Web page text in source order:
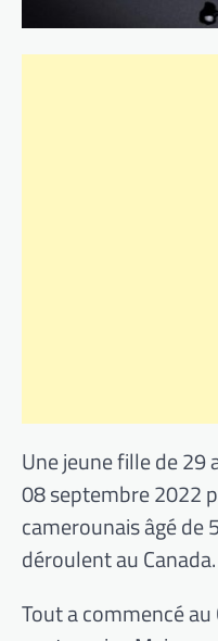
Une jeune fille de 29
08 septembre 2022
camerounais âgé de
déroulent au Canada.
Tout a commencé